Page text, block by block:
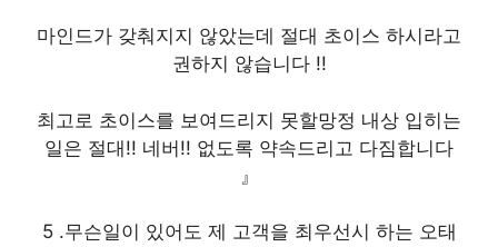
마인드가 갖춰지지 않았는데 절대 초이스 하시라고
권하지 않습니다 !!
최고로 초이스를 보여드리지 못할망정 내상 입히는
일은 절대!! 네버!! 없도록 약속드리고 다짐합니다
』
5 .무슨일이 있어도 제 고객을 최우선시 하는 오태